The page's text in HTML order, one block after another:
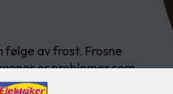
av frost. Frosne
er problemer som